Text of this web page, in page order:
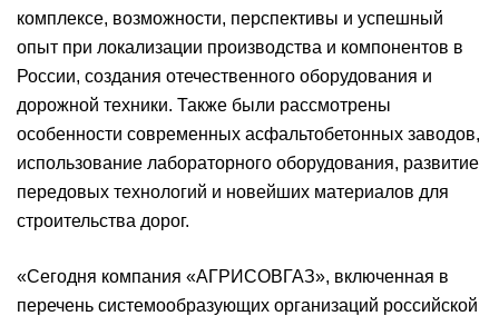
комплексе, возможности, перспективы и успешный
опыт при локализации производства и компонентов в
России, создания отечественного оборудования и
дорожной техники. Также были рассмотрены
особенности современных асфальтобетонных заводов,
использование лабораторного оборудования, развитие
передовых технологий и новейших материалов для
строительства дорог.
«Сегодня компания «АГРИСОВГАЗ», включенная в
перечень системообразующих организаций российской